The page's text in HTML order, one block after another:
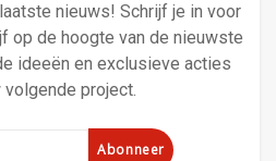
nieuws! Schrijf je in voor
op de hoogte van de nieuwste
ideeën en exclusieve acties
volgende project.
Abonneer